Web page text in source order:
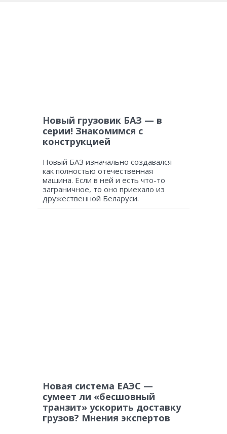
Новый грузовик БАЗ — в
серии! Знакомимся с
конструкцией
Новый БАЗ изначально создавался
как полностью отечественная
машина. Если в ней и есть что-то
заграничное, то оно приехало из
дружественной Беларуси.
Новая система ЕАЭС —
сумеет ли «бесшовный
транзит» ускорить доставку
грузов? Мнения экспертов